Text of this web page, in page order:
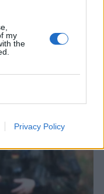
my
the
Privacy Policy